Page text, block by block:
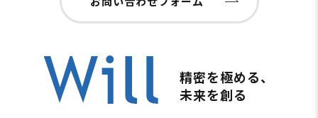
精密を極める、
未来を創る